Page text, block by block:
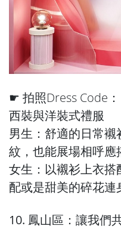
☛ 拍照Dress Code：
西裝與洋裝式禮服
男生：舒適的日常
紋，也能展場相呼應
女生：以襯衫上衣
配或是甜美的碎花連
10. 鳳山區：讓我們